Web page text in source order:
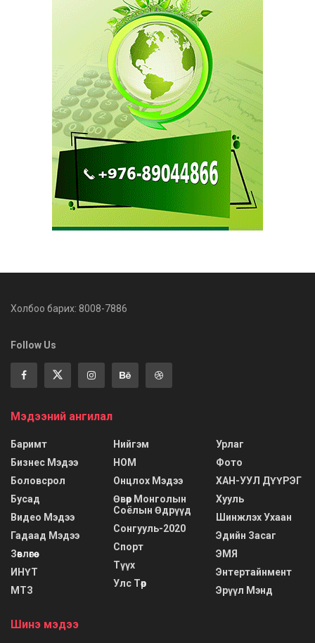
Холбоо барих: 8008-7886
Follow Us
Мэдээний ангилал
Баримт
Бизнес Мэдээ
Боловсрол
Бусад
Видео Мэдээ
Гадаад Мэдээ
Зөвлөгөө
ИНҮТ
МТЗ
Нийгэм
НОМ
Онцлох Мэдээ
Өвөр Монголын
Соёлын Өдрүүд
Сонгууль-2020
Спорт
Түүх
Улс Төр
Урлаг
Фото
ХАН-УУЛ ДҮҮРЭГ
Хууль
Шинжлэх Ухаан
Эдийн Засаг
ЭМЯ
Энтертайнмент
Эрүүл Мэнд
Шинэ мэдээ